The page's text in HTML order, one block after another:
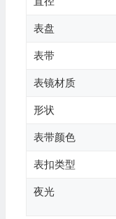
表盘
表带
表镜材质
形状
表带颜色
表扣类型
夜光